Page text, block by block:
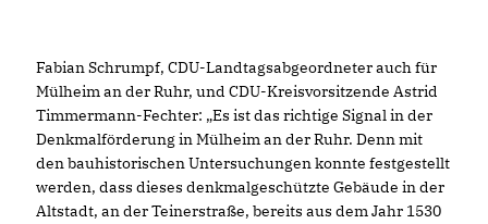
Fabian Schrumpf, CDU-Landtagsabgeordneter auch für
Mülheim an der Ruhr, und CDU-Kreisvorsitzende Astrid
Timmermann-Fechter: „Es ist das richtige Signal in der
Denkmalförderung in Mülheim an der Ruhr. Denn mit
den bauhistorischen Untersuchungen konnte festgestellt
werden, dass dieses denkmalgeschützte Gebäude in der
Altstadt, an der Teinerstraße, bereits aus dem Jahr 1530